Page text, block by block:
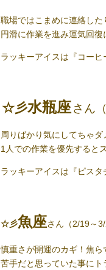
職場ではこまめに連絡した
円滑に作業を進み運気回
ラッキーアイスは『コーヒ
☆彡水瓶座さん
周りばかり気にしてちゃ
1 人での作業を優先すると
ラッキーアイスは『ピスタ
☆彡魚座さん（2/19～3/
慎重さが開運のカギ！焦ら
苦手だと思っていた事に